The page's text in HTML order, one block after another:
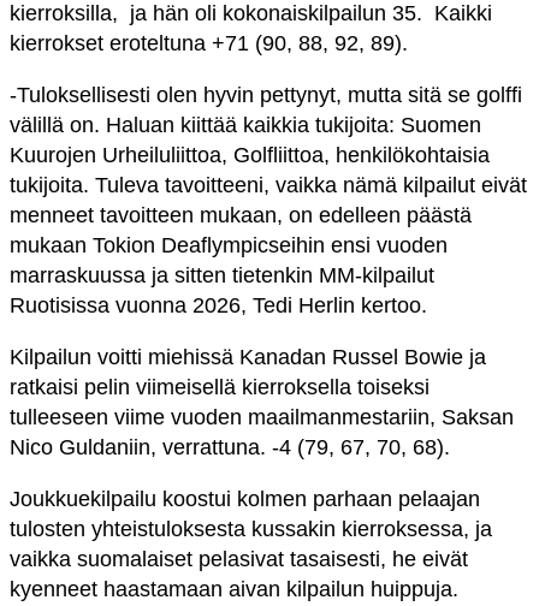
kierroksilla, ja hän oli kokonaiskilpailun 35. Kaikki
kierrokset eroteltuna +71 (90, 88, 92, 89).
-Tuloksellisesti olen hyvin pettynyt, mutta sitä se golffi
välillä on. Haluan kiittää kaikkia tukijoita: Suomen
Kuurojen Urheiluliittoa, Golfliittoa, henkilökohtaisia
tukijoita. Tuleva tavoitteeni, vaikka nämä kilpailut eivät
menneet tavoitteen mukaan, on edelleen päästä
mukaan Tokion Deaflympicseihin ensi vuoden
marraskuussa ja sitten tietenkin MM-kilpailut
Ruotisissa vuonna 2026, Tedi Herlin kertoo.
Kilpailun voitti miehissä Kanadan Russel Bowie ja
ratkaisi pelin viimeisellä kierroksella toiseksi
tulleeseen viime vuoden maailmanmestariin, Saksan
Nico Guldaniin, verrattuna. -4 (79, 67, 70, 68).
Joukkuekilpailu koostui kolmen parhaan pelaajan
tulosten yhteistuloksesta kussakin kierroksessa, ja
vaikka suomalaiset pelasivat tasaisesti, he eivät
kyenneet haastamaan aivan kilpailun huippuja.